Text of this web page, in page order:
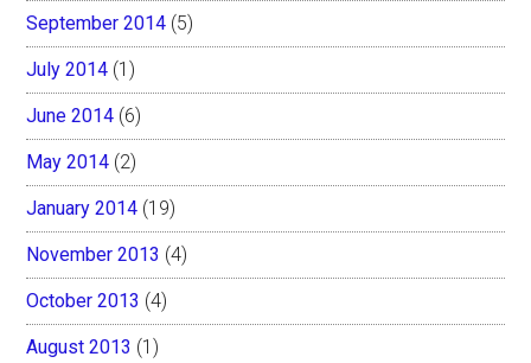
September 2014 (5)
July 2014 (1)
June 2014 (6)
May 2014 (2)
January 2014 (19)
November 2013 (4)
October 2013 (4)
August 2013 (1)